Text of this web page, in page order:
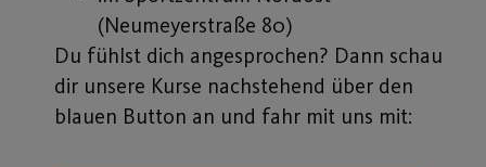
(Neumeyerstraße 80)
Du fühlst dich angesprochen? Dann schau
dir unsere Kurse nachstehend über den
blauen Button an und fahr mit uns mit: